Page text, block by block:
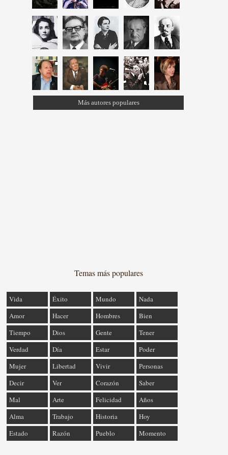
Más autores populares
Temas más populares
Vida Éxito Mundo
Nada
Amor
Hacer Hombres
Bien
Tiempo
Dios Gente
Tener
Verdad
Día Estar
Poder
Mujer
Libertad Vivir
Personas
Decir
Ver Corazón
Saber
Mal
Arte Felicidad
Años
Alma
Trabajo Historia
Hoy
Estado
Razón Pueblo Momento